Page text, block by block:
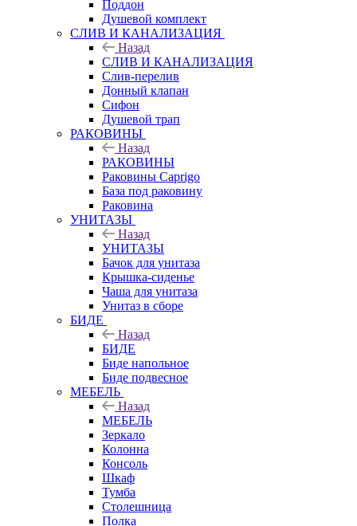
Поддон
Душевой комплект
СЛИВ И КАНАЛИЗАЦИЯ
Назад
СЛИВ И КАНАЛИЗАЦИЯ
Слив-перелив
Донный клапан
Сифон
Душевой трап
РАКОВИНЫ
Назад
РАКОВИНЫ
Раковины Caprigo
База под раковину
Раковина
УНИТАЗЫ
Назад
УНИТАЗЫ
Бачок для унитаза
Крышка-сиденье
Чаша для унитаза
Унитаз в сборе
БИДЕ
Назад
БИДЕ
Биде напольное
Биде подвесное
МЕБЕЛЬ
Назад
МЕБЕЛЬ
Зеркало
Колонна
Консоль
Шкаф
Тумба
Столешница
Полка